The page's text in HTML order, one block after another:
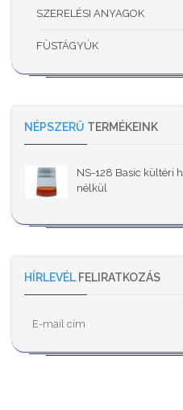
SZERELÉSI ANYAGOK
FÜSTÁGYÚK
NÉPSZERŰ TERMÉKEINK
NS-128 Basic kültéri
nélkül
HÍRLEVÉL FELIRATKOZÁS